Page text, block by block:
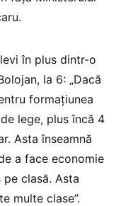
în plus dintr-o
la 6: „Dacă
formațiunea
lege, plus încă 4
Asta înseamnă
a face economie
clasă. Asta
multe clase”.